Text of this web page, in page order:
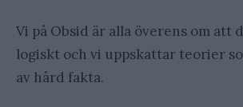
Vi på Obsid är alla överens om att
logiskt och vi uppskattar teorier
av hård fakta.